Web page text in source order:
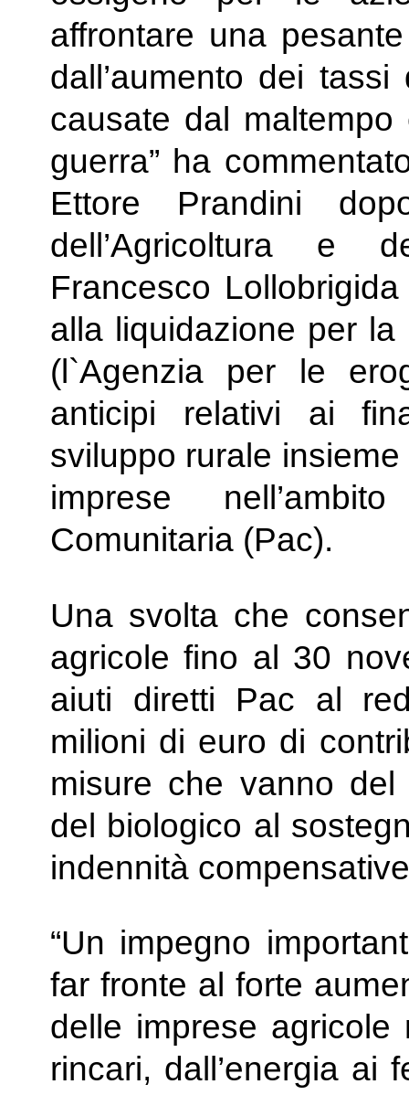
affrontare una
dall’aumento dei
causate dal
guerra” ha
Ettore Prandini
dell’Agricoltura e
Francesco
alla liquidazione per
(l`Agenzia per le
anticipi relativi ai
sviluppo rurale
imprese
Comunitaria (Pac).
Una svolta che
agricole fino al 30
aiuti diretti Pac al
milioni di euro di
misure che vanno del
del biologico al
indennità
“Un impegno
far fronte al forte
delle imprese agricole
rincari, dall’energia ai